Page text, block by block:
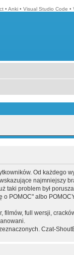
• Anki • Visual Studio Code •
Od każdego
najmniejszy
taki problem był
POMOC" albo
full wersji,
Czat-